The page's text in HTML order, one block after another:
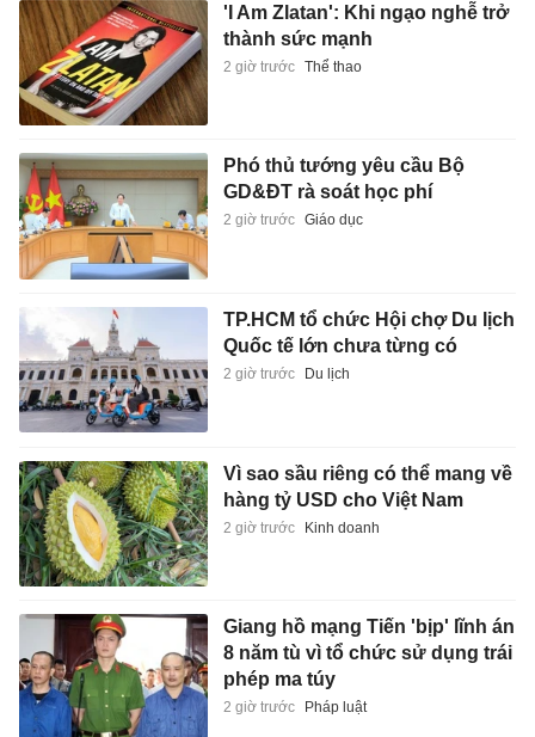
'I Am Zlatan': Khi ngạo nghễ trở
thành sức mạnh
2 giờ trước Thể thao
Phó thủ tướng yêu cầu Bộ
GD&ĐT rà soát học phí
2 giờ trước Giáo dục
TP.HCM tổ chức Hội chợ Du lịch
Quốc tế lớn chưa từng có
2 giờ trước Du lịch
Vì sao sầu riêng có thể mang về
hàng tỷ USD cho Việt Nam
2 giờ trước Kinh doanh
Giang hồ mạng Tiến 'bịp' lĩnh án
8 năm tù vì tổ chức sử dụng trái
phép ma túy
2 giờ trước Pháp luật